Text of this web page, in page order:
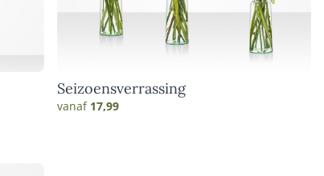
Seizoensverrassing
vanaf 17,99